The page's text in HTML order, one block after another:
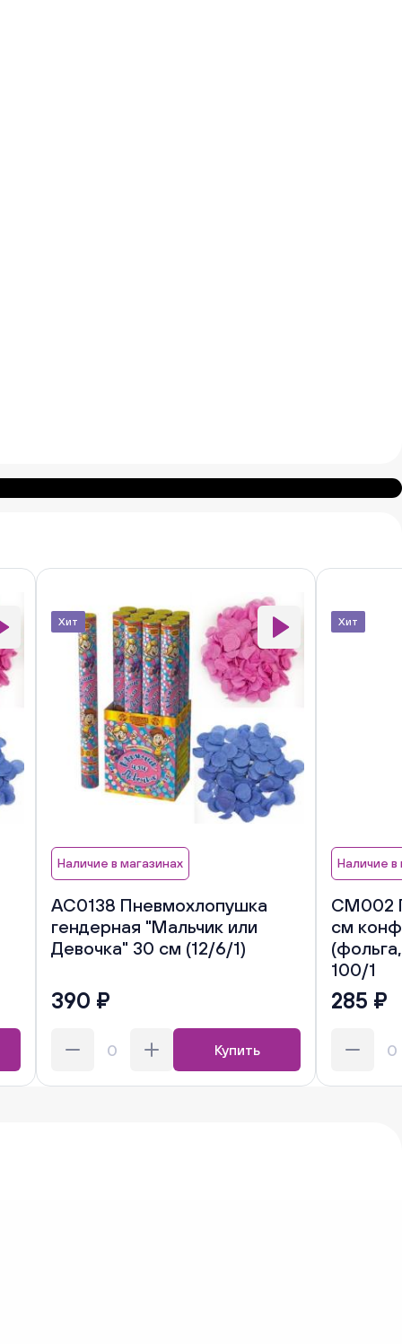
Хит
Наличие в магазинах
АС0138 Пневмохлопушка
гендерная "Мальчик или
Девочка" 30 см (12/6/1)
390 ₽
Купить
Хит
Наличие в
CM002
см
100/1
285 ₽